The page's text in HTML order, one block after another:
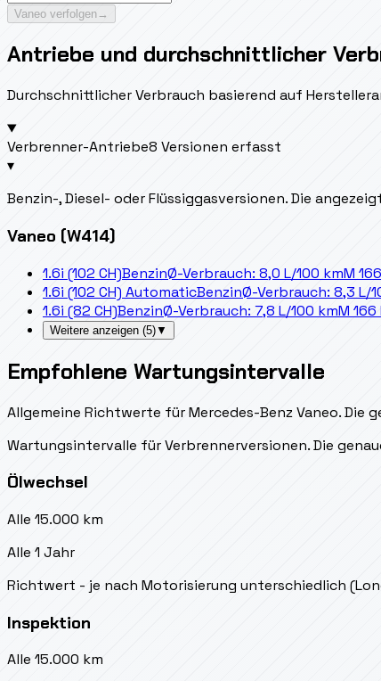
Vaneo verfolgen →
Antriebe und durchschnittlicher
Durchschnittlicher Verbrauch basierend auf
Verbrenner-Antriebe8 Versionen erfasst
▾
Benzin-, Diesel- oder Flüssiggasversionen. Die
Vaneo (W414)
1.6i (102 CH)BenzinØ-Verbrauch: 8,0 L/100 kmM
1.6i (102 CH) AutomaticBenzinØ-Verbrauch: 8,3 L/
1.6i (82 CH)BenzinØ-Verbrauch: 7,8 L/100 kmM 166
Weitere anzeigen (5)▼
Empfohlene Wartungsintervalle
Allgemeine Richtwerte für Mercedes-Benz Vaneo.
Wartungsintervalle für Verbrennerversionen. Die
Ölwechsel
Alle 15.000 km
Alle 1 Jahr
Richtwert - je nach Motorisierung unterschiedlich
Inspektion
Alle 15.000 km